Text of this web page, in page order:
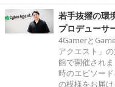
若手抜擢の環
プロデューサ
4Gamerと
アクエスト」
館で開催され
時のエピソー
の模様をお届け